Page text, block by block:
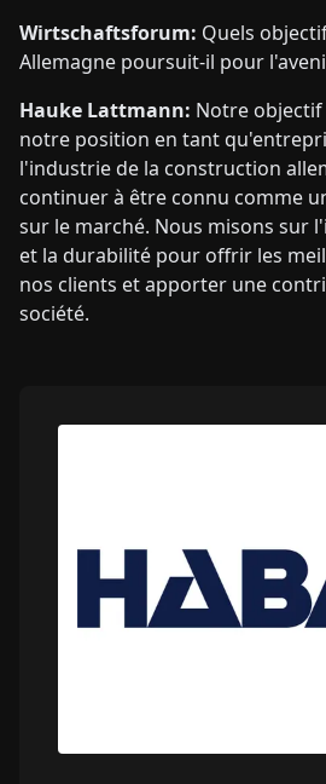
Wirtschaftsforum: Quels
Allemagne poursuit-il pour
Hauke Lattmann: Notre
notre position en tant
l'industrie de la construction
continuer à être connu comme
sur le marché. Nous misons sur
et la durabilité pour offrir les
nos clients et apporter une
société.